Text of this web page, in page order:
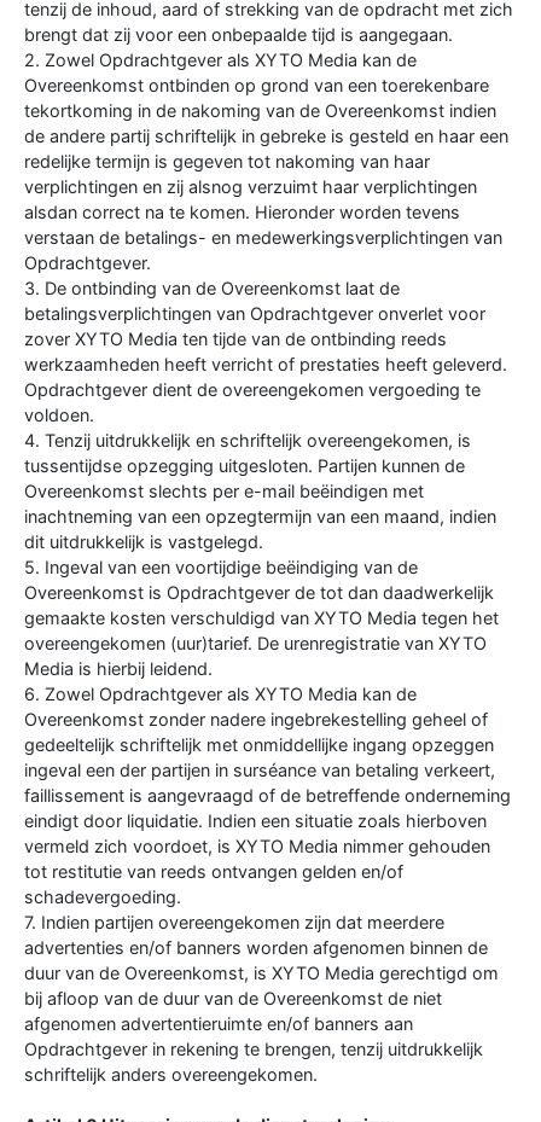
tenzij de inhoud, aard of strekking van de opdracht met zich
brengt dat zij voor een onbepaalde tijd is aangegaan.
2. Zowel Opdrachtgever als XYTO Media kan de
Overeenkomst ontbinden op grond van een toerekenbare
tekortkoming in de nakoming van de Overeenkomst indien
de andere partij schriftelijk in gebreke is gesteld en haar een
redelijke termijn is gegeven tot nakoming van haar
verplichtingen en zij alsnog verzuimt haar verplichtingen
alsdan correct na te komen. Hieronder worden tevens
verstaan de betalings- en medewerkingsverplichtingen van
Opdrachtgever.
3. De ontbinding van de Overeenkomst laat de
betalingsverplichtingen van Opdrachtgever onverlet voor
zover XYTO Media ten tijde van de ontbinding reeds
werkzaamheden heeft verricht of prestaties heeft geleverd.
Opdrachtgever dient de overeengekomen vergoeding te
voldoen.
4. Tenzij uitdrukkelijk en schriftelijk overeengekomen, is
tussentijdse opzegging uitgesloten. Partijen kunnen de
Overeenkomst slechts per e-mail beëindigen met
inachtneming van een opzegtermijn van een maand, indien
dit uitdrukkelijk is vastgelegd.
5. Ingeval van een voortijdige beëindiging van de
Overeenkomst is Opdrachtgever de tot dan daadwerkelijk
gemaakte kosten verschuldigd van XYTO Media tegen het
overeengekomen (uur)tarief. De urenregistratie van XYTO
Media is hierbij leidend.
6. Zowel Opdrachtgever als XYTO Media kan de
Overeenkomst zonder nadere ingebrekestelling geheel of
gedeeltelijk schriftelijk met onmiddellijke ingang opzeggen
ingeval een der partijen in surséance van betaling verkeert,
faillissement is aangevraagd of de betreffende onderneming
eindigt door liquidatie. Indien een situatie zoals hierboven
vermeld zich voordoet, is XYTO Media nimmer gehouden
tot restitutie van reeds ontvangen gelden en/of
schadevergoeding.
7. Indien partijen overeengekomen zijn dat meerdere
advertenties en/of banners worden afgenomen binnen de
duur van de Overeenkomst, is XYTO Media gerechtigd om
bij afloop van de duur van de Overeenkomst de niet
afgenomen advertentieruimte en/of banners aan
Opdrachtgever in rekening te brengen, tenzij uitdrukkelijk
schriftelijk anders overeengekomen.